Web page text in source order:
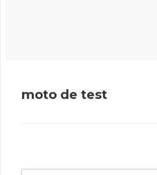
moto de test